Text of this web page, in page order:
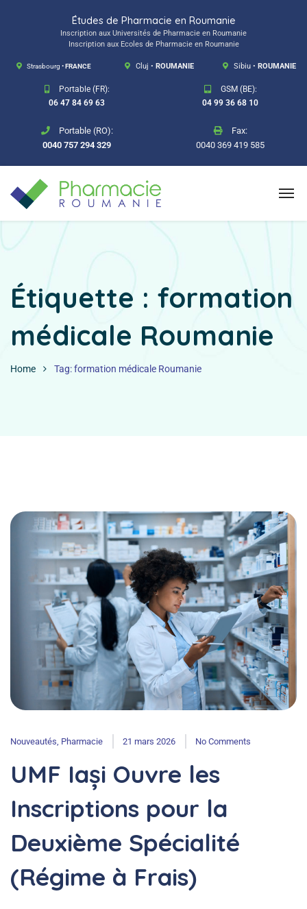
Études de Pharmacie en Roumanie
Inscription aux Universités de Pharmacie en Roumanie
Inscription aux Ecoles de Pharmacie en Roumanie
Strasbourg •FRANCE Cluj •ROUMANIE Sibiu •ROUMANIE
Portable (FR):
06 47 84 69 63
GSM (BE):
04 99 36 68 10
Portable (RO):
0040 757 294 329
Fax:
0040 369 419 585
Étiquette : formation
médicale Roumanie
Home Tag: formation médicale Roumanie
Nouveautés, Pharmacie 21 mars 2026 No Comments
UMF Iași Ouvre les
Inscriptions pour la
Deuxième Spécialité
(Régime à Frais)